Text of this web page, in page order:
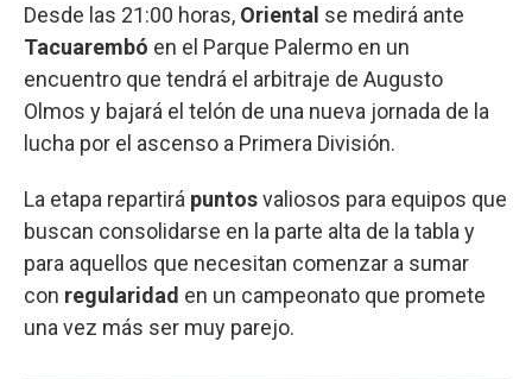
Desde las 21:00 horas, Oriental se medirá ante
Tacuarembó en el Parque Palermo en un
encuentro que tendrá el arbitraje de Augusto
Olmos y bajará el telón de una nueva jornada de la
lucha por el ascenso a Primera División.
La etapa repartirá puntosvaliosos para equipos que
buscan consolidarse en la parte alta de la tabla y
para aquellos que necesitan comenzar a sumar
con regularidad en un campeonato que promete
una vez más ser muy parejo.